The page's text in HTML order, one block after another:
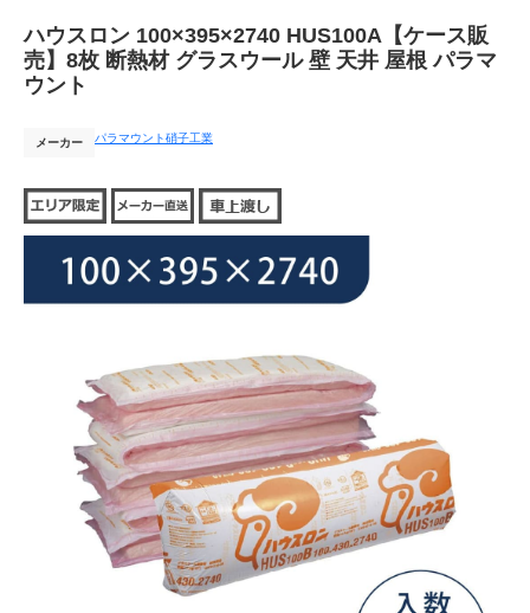
ハウスロン 100×395×2740 HUS100A【ケース販
売】8枚 断熱材 グラスウール 壁 天井 屋根 パラマ
ウント
メーカー パラマウント硝子工業